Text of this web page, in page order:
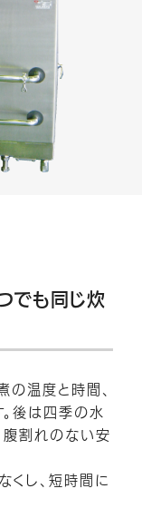
でも同じ炊
温度と時間、
後は四季の水
腹割れのない安
くし、短時間に